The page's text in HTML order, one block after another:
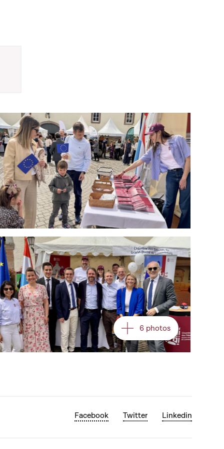
image in gallery
image in gallery
6 photos
Facebook Twitter Linkedin